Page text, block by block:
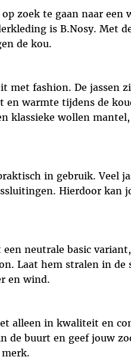
zoek te gaan naar
is B.Nosy. Met
de kou.
met fashion. De jassen
warmte tijdens de
klassieke wollen
in gebruik. Veel
Hierdoor kan
neutrale basic
Laat hem stralen in
en wind.
alleen in kwaliteit en
buurt en geef jouw